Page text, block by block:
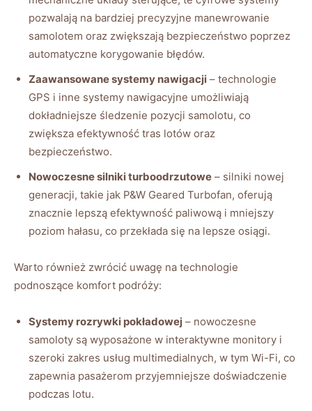
pozwalają na bardziej precyzyjne manewrowanie
samolotem oraz zwiększają bezpieczeństwo poprzez
automatyczne korygowanie błędów.
Zaawansowane systemy nawigacji – technologie
GPS i inne systemy nawigacyjne umożliwiają
dokładniejsze śledzenie pozycji samolotu, co
zwiększa efektywność tras lotów oraz
bezpieczeństwo.
Nowoczesne silniki turboodrzutowe – silniki nowej
generacji, takie jak P&W Geared Turbofan, oferują
znacznie lepszą efektywność paliwową i mniejszy
poziom hałasu, co przekłada się na lepsze osiągi.
Warto również zwrócić uwagę na technologie
podnoszące komfort podróży:
Systemy rozrywki pokładowej – nowoczesne
samoloty są wyposażone w interaktywne monitory i
szeroki zakres usług multimedialnych, w tym Wi-Fi, co
zapewnia pasażerom przyjemniejsze doświadczenie
podczas lotu.